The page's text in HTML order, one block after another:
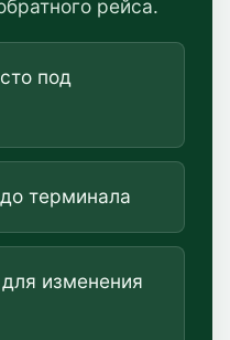
рейса.
под
терминала
изменения